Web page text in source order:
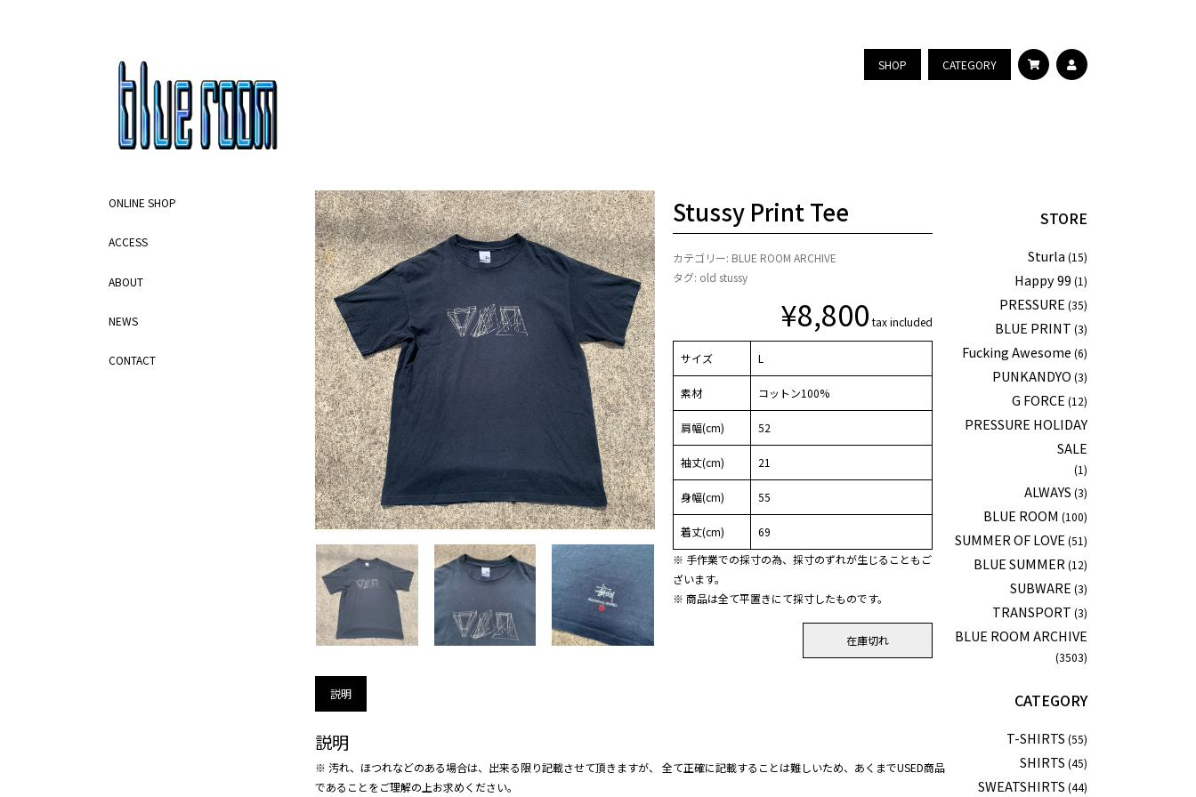
ONLINE SHOP
ACCESS
ABOUT
NEWS
CONTACT
SHOP CATEGORY
Stussy Print Tee
カテゴリー: BLUE ROOM ARCHIVE
タグ: old stussy
¥8,800 tax included
サイズ L
素材 コットン100%
肩幅(cm) 52
袖丈(cm) 21
身幅(cm) 55
着丈(cm)
69
※ 手作業での採寸の為、採寸のずれが生じることもご
ざいます。
※ 商品は全て平置きにて採寸したものです。
在庫切れ
説明
説明
※ 汚れ、ほつれなどのある場合は、出来る限り記載させて頂きますが、 全て正確に記載することは難しいため、あくまでUSED商品
であることをご理解の上お求めください。
STORE
Sturla (15)
Happy 99 (1)
PRESSURE (35)
BLUE PRINT (3)
Fucking Awesome (6)
PUNKANDYO (3)
G FORCE (12)
PRESSURE HOLIDAY
SALE
(1)
ALWAYS (3)
BLUE ROOM (100)
SUMMER OF LOVE (51)
BLUE SUMMER (12)
SUBWARE (3)
TRANSPORT (3)
BLUE ROOM ARCHIVE
(3503)
CATEGORY
T-SHIRTS (55)
SHIRTS (45)
SWEATSHIRTS (44)